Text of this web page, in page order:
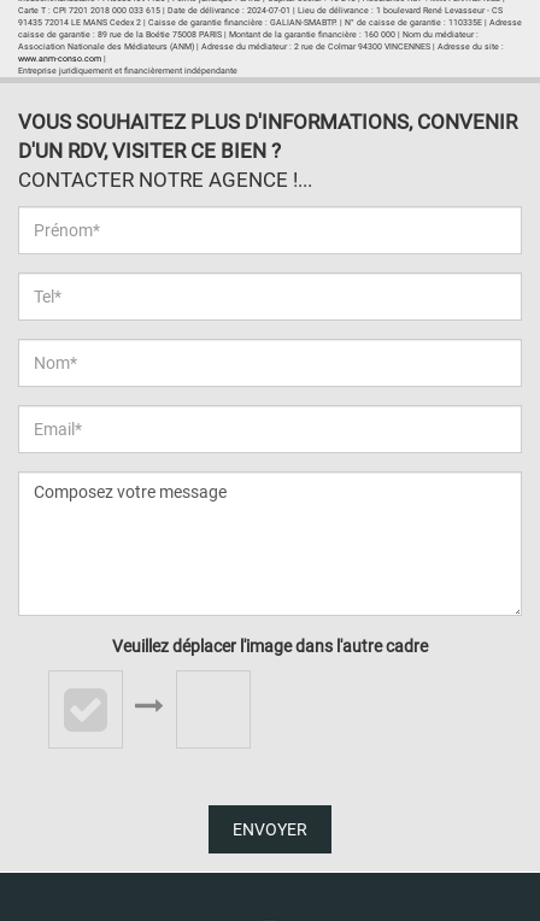
Carte T : CPI 7201 2018 000 033 615 | Date de délivrance : 2024-07-01 | Lieu de délivrance : 1 boulevard René Levasseur - CS
91435 72014 LE MANS Cedex 2 | Caisse de garantie financière : GALIAN-SMABTP. | N° de caisse de garantie : 110335E | Adresse
caisse de garantie : 89 rue de la Boétie 75008 PARIS | Montant de la garantie financière : 160 000 | Nom du médiateur :
Association Nationale des Médiateurs (ANM) | Adresse du médiateur : 2 rue de Colmar 94300 VINCENNES | Adresse du site :
www.anm-conso.com
Entreprise juridiquement et financièrement indépendante
VOUS SOUHAITEZ PLUS D'INFORMATIONS, CONVENIR
D'UN RDV, VISITER CE BIEN ?
CONTACTER NOTRE AGENCE !...
Veuillez déplacer l'image dans l'autre cadre
ENVOYER